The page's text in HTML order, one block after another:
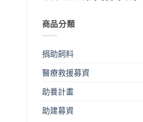
商品分類
捐助飼料
醫療救援募資
助養計畫
助建募資